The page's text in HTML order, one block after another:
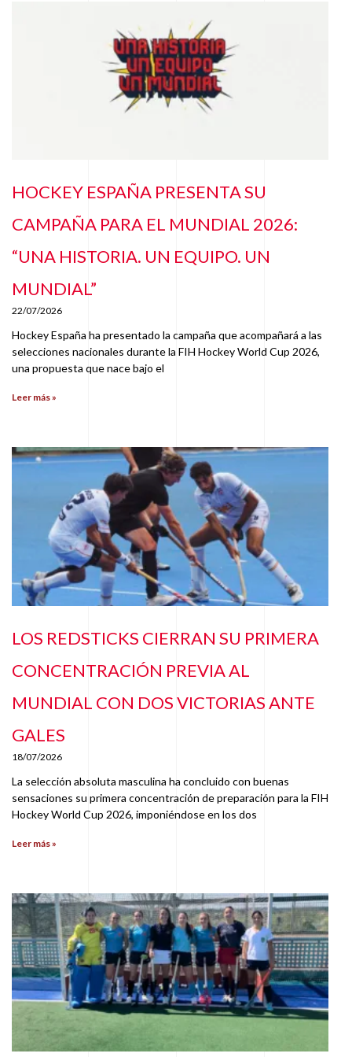
HOCKEY ESPAÑA PRESENTA SU
CAMPAÑA PARA EL MUNDIAL 2026:
“UNA HISTORIA. UN EQUIPO. UN
MUNDIAL”
22/07/2026
Hockey España ha presentado la campaña que acompañará a las
selecciones nacionales durante la FIH Hockey World Cup 2026,
una propuesta que nace bajo el
Leer más »
LOS REDSTICKS CIERRAN SU PRIMERA
CONCENTRACIÓN PREVIA AL
MUNDIAL CON DOS VICTORIAS ANTE
GALES
18/07/2026
La selección absoluta masculina ha concluido con buenas
sensaciones su primera concentración de preparación para la FIH
Hockey World Cup 2026, imponiéndose en los dos
Leer más »